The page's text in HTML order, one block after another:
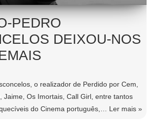
PEDRO
DEIXOU-NOS
o realizador de Perdido por Cem,
Jaime, Os Imortais, Call Girl, entre tantos
do Cinema português,… Ler mais »